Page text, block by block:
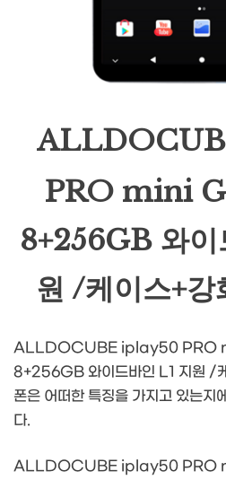
PRO mini
8+256GB 와이
원 /케이스+강
ALLDOCUBE iplay50 PRO
8+256GB 와이드바인 L1 지원 /
폰은 어떠한 특징을 가지고 있는지
다.
ALLDOCUBE iplay50 PRO